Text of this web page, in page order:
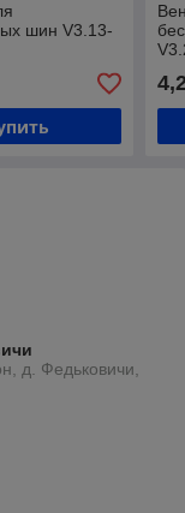
шин V3.13-
д. Федьковичи,